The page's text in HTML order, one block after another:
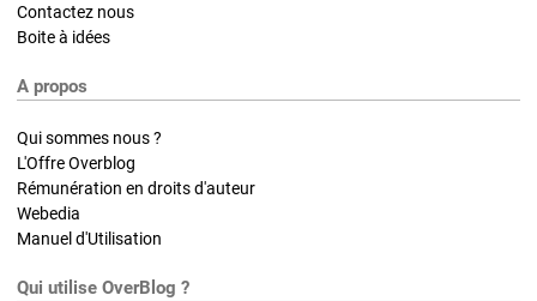
Contactez nous
Boite à idées
A propos
Qui sommes nous ?
L'Offre Overblog
Rémunération en droits d'auteur
Webedia
Manuel d'Utilisation
Qui utilise OverBlog ?